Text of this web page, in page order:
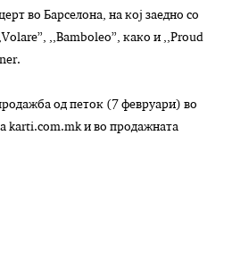
во Барселона, на кој заедно со
,,Bamboleo”, како и ,,Proud
од петок (7 февруари) во
karti.com.mk и во продажната